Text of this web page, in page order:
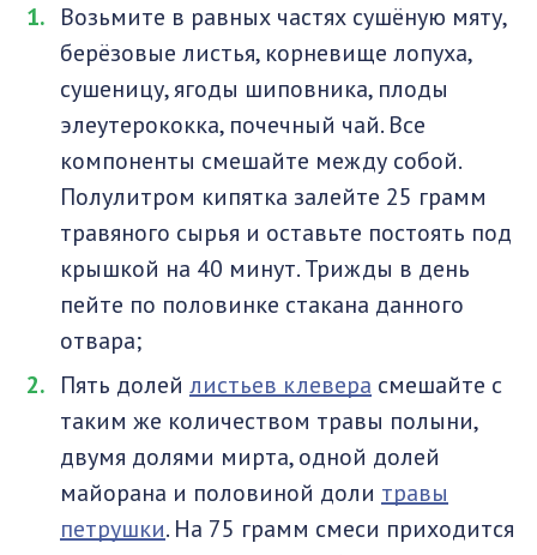
Возьмите в равных частях сушёную мяту,
берёзовые листья, корневище лопуха,
сушеницу, ягоды шиповника, плоды
элеутерококка, почечный чай. Все
компоненты смешайте между собой.
Полулитром кипятка залейте 25 грамм
травяного сырья и оставьте постоять под
крышкой на 40 минут. Трижды в день
пейте по половинке стакана данного
отвара;
Пять долей листьев клевера смешайте с
таким же количеством травы полыни,
двумя долями мирта, одной долей
майорана и половиной доли травы
петрушки. На 75 грамм смеси приходится